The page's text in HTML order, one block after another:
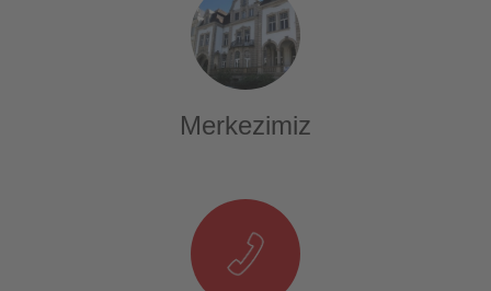
Merkezimiz